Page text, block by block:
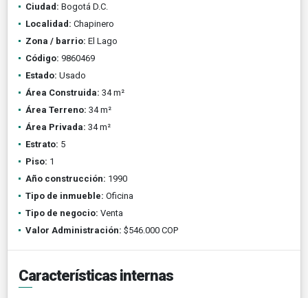
Ciudad: Bogotá D.C.
Localidad: Chapinero
Zona / barrio: El Lago
Código: 9860469
Estado: Usado
Área Construida: 34 m²
Área Terreno: 34 m²
Área Privada: 34 m²
Estrato: 5
Piso: 1
Año construcción: 1990
Tipo de inmueble: Oficina
Tipo de negocio: Venta
Valor Administración: $546.000 COP
Características internas